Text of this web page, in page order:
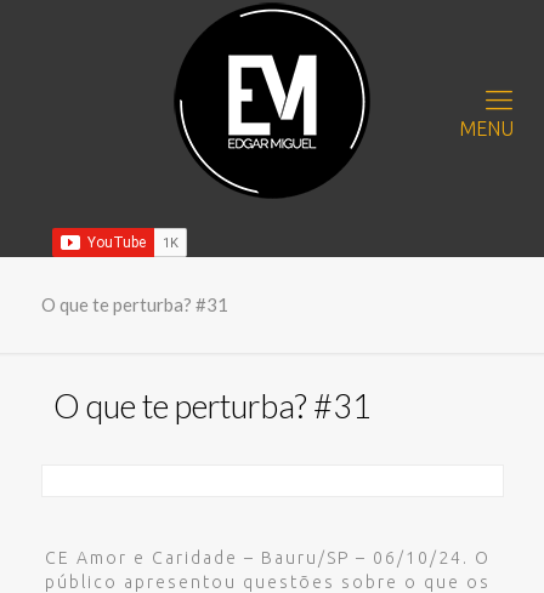
MENU
O que te perturba? #31
O que te perturba? #31
CE Amor e Caridade – Bauru/SP – 06/10/24. O
público apresentou questões sobre o que os